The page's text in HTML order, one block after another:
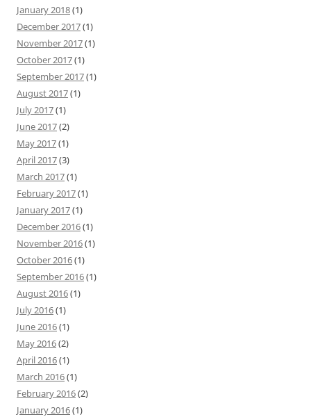
January 2018(1)
December 2017(1)
November 2017(1)
October 2017(1)
September 2017(1)
August 2017(1)
July 2017(1)
June 2017(2)
May 2017(1)
April 2017(3)
March 2017(1)
February 2017(1)
January 2017(1)
December 2016(1)
November 2016(1)
October 2016(1)
September 2016(1)
August 2016(1)
July 2016(1)
June 2016(1)
May 2016(2)
April 2016(1)
March 2016(1)
February 2016(2)
January 2016(1)